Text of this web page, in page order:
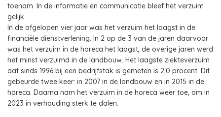
toenam. In de informatie en communicatie bleef het verzuim
gelijk.
In de afgelopen vier jaar was het verzuim het laagst in de
financiële dienstverlening. In 2 op de 3 van de jaren daarvoor
was het verzuim in de horeca het laagst, de overige jaren werd
het minst verzuimd in de landbouw. Het laagste ziekteverzuim
dat sinds 1996 bij een bedrijfstak is gemeten is 2,0 procent. Dit
gebeurde twee keer: in 2007 in de landbouw en in 2015 in de
horeca. Daarna nam het verzuim in de horeca weer toe, om in
2023 in verhouding sterk te dalen.